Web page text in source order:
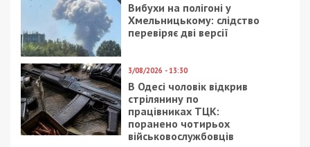
Вибухи на полігоні у
Хмельницькому: слідство
перевіряє дві версії
3/08/2026 - 13:30
В Одесі чоловік відкрив
стрілянину по
працівниках ТЦК:
поранено чотирьох
військовослужбовців